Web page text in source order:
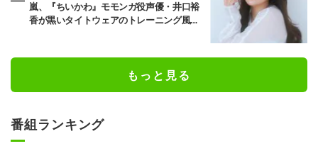
嵐、『ちいかわ』モモンガ役声優・井口裕
香が黒いタイトウェアのトレーニング風景
もっと見る
番組ランキング